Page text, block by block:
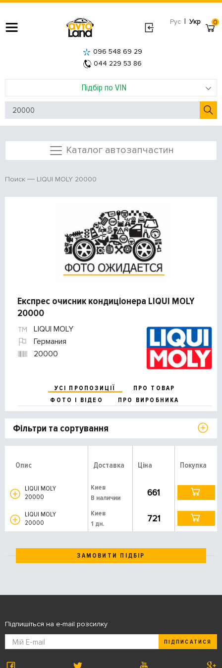
Рус | Укр
Підбір по VIN
096 548 69 29
044 229 53 86
0
Каталог автозапчастин
Поиск LIQUI MOLY 20000
Експрес очисник кондиціонера LIQUI MOLY
20000
LIQUI MOLY
Германия
20000
УСІ ПРОПОЗИЦІЇ
ПРО ТОВАР
ФОТО І ВІДЕО
ПРО ВИРОБНИКА
Фільтри та сортування
Опис Доставка Ціна Покупка
LIQUI MOLY
20000
Киев
В наличии
661
LIQUI MOLY
20000
Киев
1 дн.
721
ЗАМОВИТИ ПІДБІР
Підпишіться на e-mail розсилку
ПІДПИСАТИСЯ